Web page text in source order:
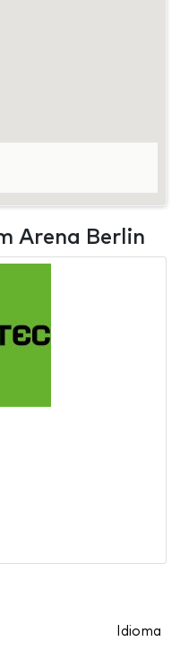
Arena Berlin
Idioma